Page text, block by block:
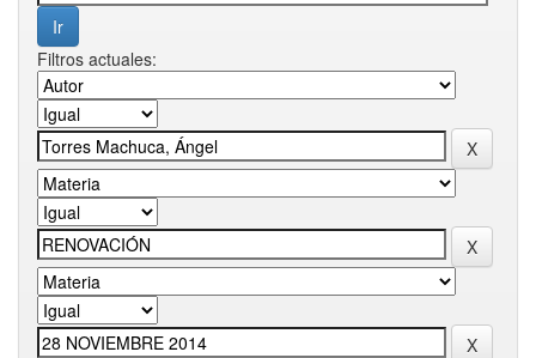
Filtros actuales: